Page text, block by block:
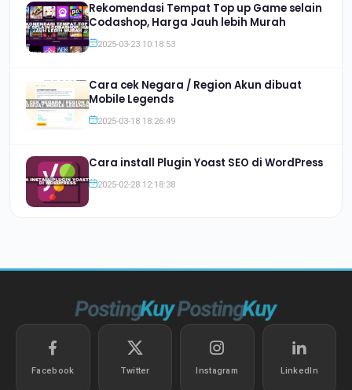
Rekomendasi Tempat Top up Game selain
Codashop, Harga Jauh lebih Murah
2025-03-23 10:18:53
Cara cek Negara / Region Akun dibuat
Mobile Legends
2025-03-18 18:26:49
Cara install Plugin Yoast SEO di WordPress
2025-02-28 12:18:38
Facebook Twitter Instagram LinkedIn